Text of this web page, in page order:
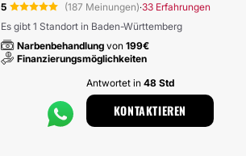
5 (187 Meinungen)·33 Erfahrungen
Es gibt 1 Standort in Baden-Württemberg
Narbenbehandlung von 199€
Finanzierungsmöglichkeiten
Antwortet in 48 Std
KONTAKTIEREN